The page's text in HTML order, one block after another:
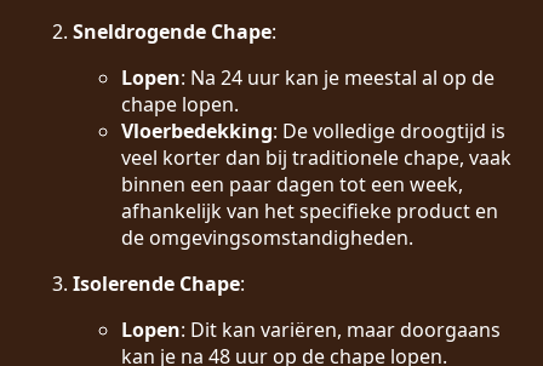
Sneldrogende Chape:
Lopen: Na 24 uur kan je meestal al op de
chape lopen.
Vloerbedekking: De volledige droogtijd is
veel korter dan bij traditionele chape, vaak
binnen een paar dagen tot een week,
afhankelijk van het specifieke product en
de omgevingsomstandigheden.
Isolerende Chape:
Lopen: Dit kan variëren, maar doorgaans
kan je na 48 uur op de chape lopen.